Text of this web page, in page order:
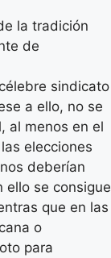
la tradición
de
sindicato
a ello, no se
al menos en el
elecciones
deberían
ello se consigue
que en las
o
para